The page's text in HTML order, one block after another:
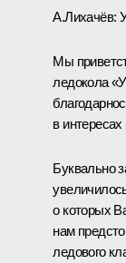
А.Лихачёв:
Мы
ледокола
в
Буквально
о которых
нам
ледового